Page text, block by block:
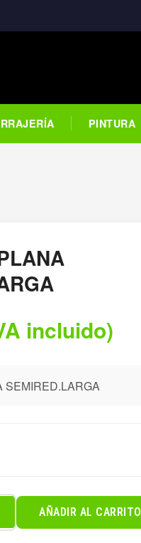
PINTURA
incluido)
SEMIRED.LARGA
AÑADIR AL CARRITO